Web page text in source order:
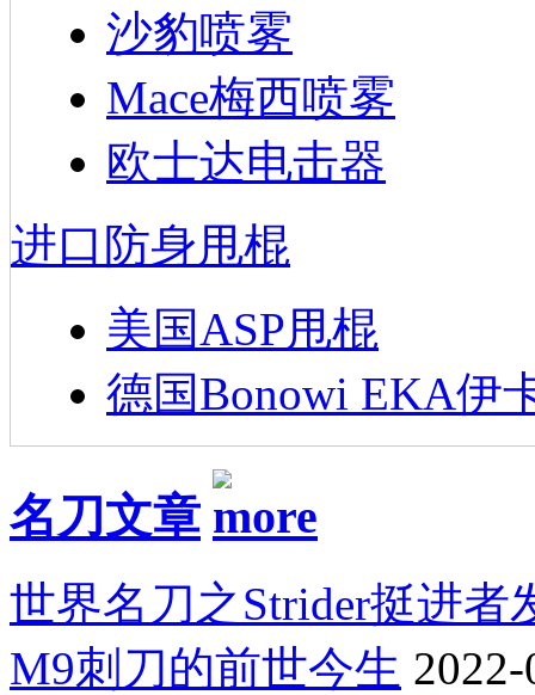
沙豹喷雾
Mace梅西喷雾
欧士达电击器
进口防身甩棍
美国ASP甩棍
德国Bonowi EKA伊
名刀文章
世界名刀之Strider挺进者
M9刺刀的前世今生